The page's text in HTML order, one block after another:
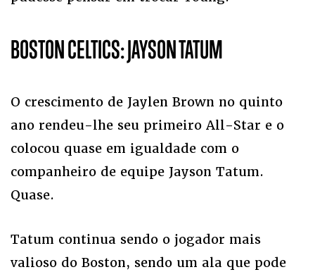
BOSTON CELTICS: JAYSON TATUM
O crescimento de Jaylen Brown no quinto
ano rendeu-lhe seu primeiro All-Star e o
colocou quase em igualdade com o
companheiro de equipe Jayson Tatum.
Quase.
Tatum continua sendo o jogador mais
valioso do Boston, sendo um ala que pode